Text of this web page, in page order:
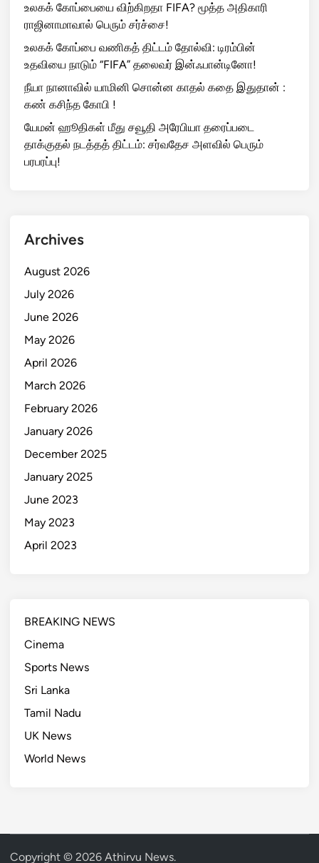
உலகக் கோப்பையை விற்கிறதா FIFA? மூத்த அதிகாரி
ராஜினாமாவால் பெரும் சர்ச்சை!
உலகக் கோப்பை வணிகத் திட்டம் தோல்வி: டிரம்பின்
உதவியை நாடும் “FIFA” தலைவர் இன்ஃபான்டினோ!
நீயா நானாவில் யாமினி சொன்ன காதல் கதை இதுதான் :
கண் கசிந்த கோபி !
யேமன் ஹூதிகள் மீது சவூதி அரேபியா தரைப்படை
தாக்குதல் நடத்தத் திட்டம்: சர்வதேச அளவில் பெரும்
பரபரப்பு!
Archives
August 2026
July 2026
June 2026
May 2026
April 2026
March 2026
February 2026
January 2026
December 2025
January 2025
June 2023
May 2023
April 2023
BREAKING NEWS
Cinema
Sports News
Sri Lanka
Tamil Nadu
UK News
World News
Copyright © 2026 Athirvu News.